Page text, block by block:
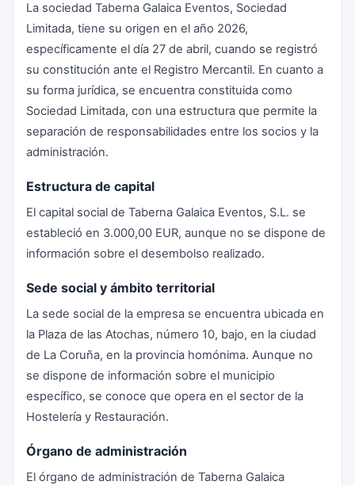
La sociedad Taberna Galaica Eventos, Sociedad
Limitada, tiene su origen en el año 2026,
específicamente el día 27 de abril, cuando se registró
su constitución ante el Registro Mercantil. En cuanto a
su forma jurídica, se encuentra constituida como
Sociedad Limitada, con una estructura que permite la
separación de responsabilidades entre los socios y la
administración.
Estructura de capital
El capital social de Taberna Galaica Eventos, S.L. se
estableció en 3.000,00 EUR, aunque no se dispone de
información sobre el desembolso realizado.
Sede social y ámbito territorial
La sede social de la empresa se encuentra ubicada en
la Plaza de las Atochas, número 10, bajo, en la ciudad
de La Coruña, en la provincia homónima. Aunque no
se dispone de información sobre el municipio
específico, se conoce que opera en el sector de la
Hostelería y Restauración.
Órgano de administración
El órgano de administración de Taberna Galaica